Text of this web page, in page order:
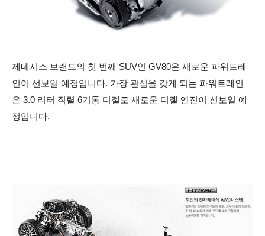
제네시스 브랜드의 첫 번째 SUV인 GV80은 새로운 파워트레
인이 선보일 예정입니다. 가장 관심을 갖게 되는 파워트레인
은 3.0 리터 직렬 6기통 디젤로 새로운 디젤 엔진이 선보일 예
정입니다.